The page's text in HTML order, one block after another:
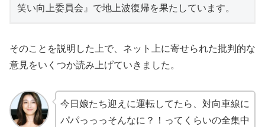
笑い向上委員会』で地上波復帰を果たしています。
そのことを説明した上で、ネット上に寄せられた批判的な
意見をいくつか読み上げていきました。
今日娘たち迎えに運転してたら、対向車線に
パパっっっそんなに？！ってくらいの全集中